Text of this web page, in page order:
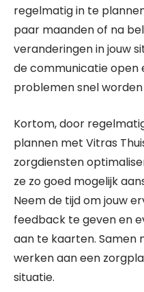
regelmatig in te
paar maanden of na
veranderingen in jouw
de communicatie open
problemen snel
Kortom, door
plannen met Vitras
zorgdiensten
ze zo goed mogelijk
Neem de tijd om jouw
feedback te geven en
aan te kaarten. Samen
werken aan een
situatie.